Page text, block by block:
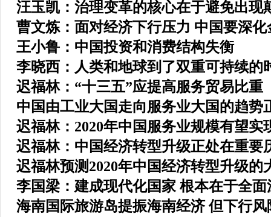
汪玉凯：治理变革的核心在于避免出现
曹文炼：面对经济下行压力 中国要深化
王小鲁：中国投资和消费结构失衡
李晓西：人类和地球到了双重可持续的
迟福林：“十三五”应提高服务贸易比重
中国由工业大国走向服务业大国的趋势
迟福林：2020年中国服务业规模有望实
迟福林：中国经济转型升级正处在重要
迟福林预测2020年中国经济转型升级的
李国梁：建成现代化国家 根本在于全面
海南国际旅游岛提振海南经济 但下行风